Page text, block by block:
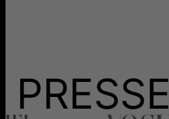
PRESSE